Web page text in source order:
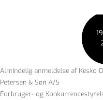
Almindelig anmeldelse af Kesko
Petersen & Søn A/S
Forbruger- og